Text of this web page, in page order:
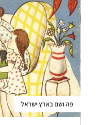
פה ושם בארץ ישראל